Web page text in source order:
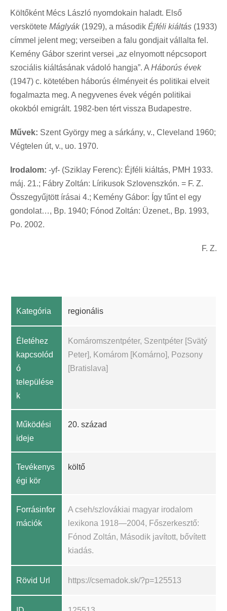
Költőként Mécs László nyomdokain haladt. Első
verskötete Máglyák (1929), a második Éjféli kiáltás (1933)
címmel jelent meg; verseiben a falu gondjait vállalta fel.
Kemény Gábor szerint versei „az elnyomott népcsoport
szociális kiáltásának vádoló hangja”. A Háborús évek
(1947) c. kötetében háborús élményeit és politikai elveit
fogalmazta meg. A negyvenes évek végén politikai
okokból emigrált. 1982-ben tért vissza Budapestre.
Művek: Szent György meg a sárkány, v., Cleveland 1960;
Végtelen út, v., uo. 1970.
Irodalom: -yf- (Sziklay Ferenc): Éjféli kiáltás, PMH 1933.
máj. 21.; Fábry Zoltán: Lírikusok Szlovenszkón. = F. Z.
Összegyűjtött írásai 4.; Kemény Gábor: Így tűnt el egy
gondolat…, Bp. 1940; Fónod Zoltán: Üzenet., Bp. 1993,
Po. 2002.
F. Z.
Kategória regionális
Életéhez
kapcsolód
ó
települése
k
Komáromszentpéter, Szentpéter [Svätý
Peter], Komárom [Komárno], Pozsony
[Bratislava]
Működési
ideje
20. század
Tevékenys
égi kör
költő
Forrásinfor
mációk
A cseh/szlovákiai magyar irodalom
lexikona 1918—2004, Főszerkesztő:
Fónod Zoltán, Második javított, bővített
kiadás.
Rövid Url https://csemadok.sk/?p=125513